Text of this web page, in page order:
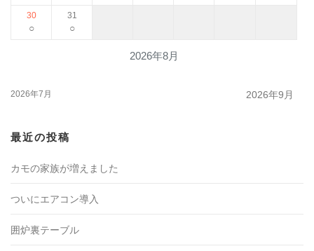
2026年8月
30
○
31
○
2026年7月 2026年9月
最近の投稿
カモの家族が増えました
ついにエアコン導入
囲炉裏テーブル